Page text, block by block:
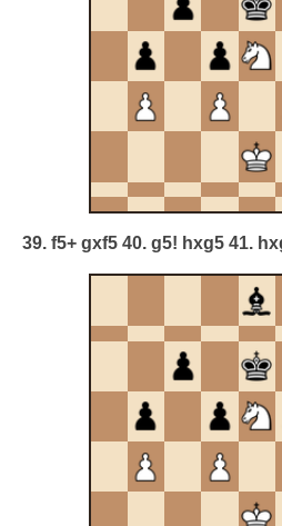
39. f5+ gxf5 40. g5! hxg5 41.